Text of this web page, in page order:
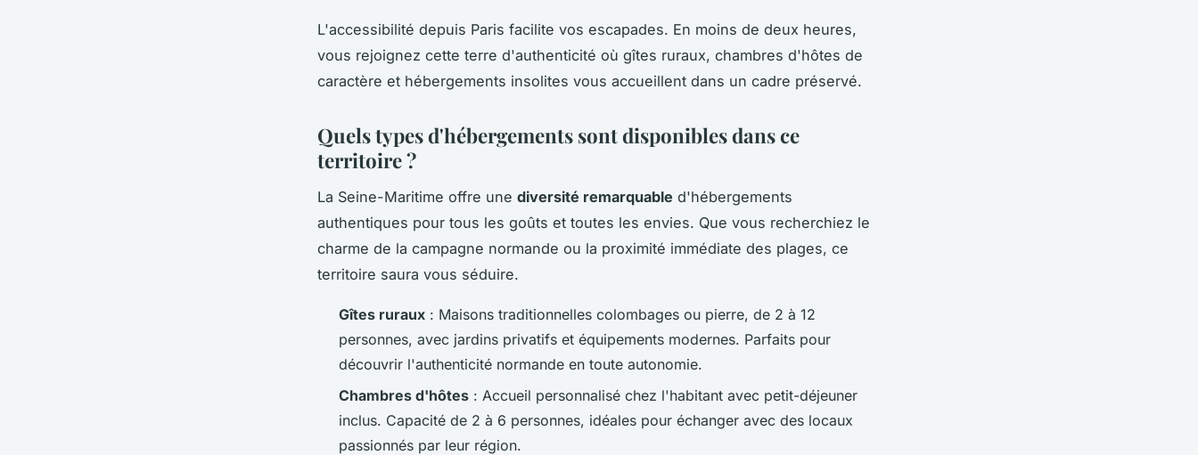
L'accessibilité depuis Paris facilite vos escapades. En moins de deux heures,
vous rejoignez cette terre d'authenticité où gîtes ruraux, chambres d'hôtes de
caractère et hébergements insolites vous accueillent dans un cadre préservé.
Quels types d'hébergements sont disponibles dans ce
territoire ?
La Seine-Maritime offre une diversité remarquable d'hébergements
authentiques pour tous les goûts et toutes les envies. Que vous recherchiez le
charme de la campagne normande ou la proximité immédiate des plages, ce
territoire saura vous séduire.
Gîtes ruraux : Maisons traditionnelles colombages ou pierre, de 2 à 12
personnes, avec jardins privatifs et équipements modernes. Parfaits pour
découvrir l'authenticité normande en toute autonomie.
Chambres d'hôtes : Accueil personnalisé chez l'habitant avec petit-déjeuner
inclus. Capacité de 2 à 6 personnes, idéales pour échanger avec des locaux
passionnés par leur région.